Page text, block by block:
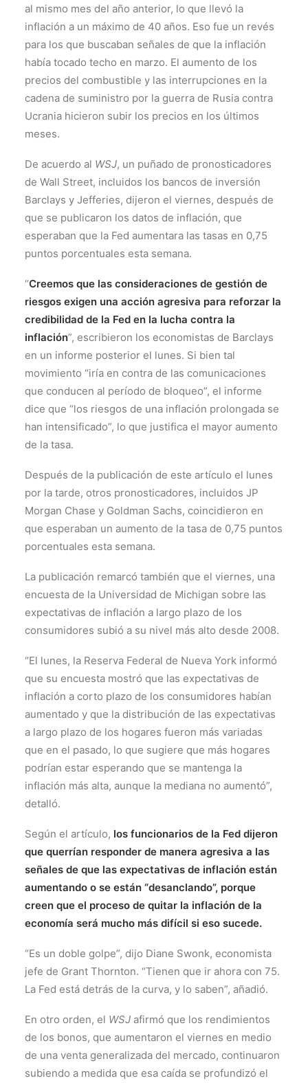
al mismo mes del año anterior, lo que llevó la
inflación a un máximo de 40 años. Eso fue un revés
para los que buscaban señales de que la inflación
había tocado techo en marzo. El aumento de los
precios del combustible y las interrupciones en la
cadena de suministro por la guerra de Rusia contra
Ucrania hicieron subir los precios en los últimos
meses.
De acuerdo al WSJ, un puñado de pronosticadores
de Wall Street, incluidos los bancos de inversión
Barclays y Jefferies, dijeron el viernes, después de
que se publicaron los datos de inflación, que
esperaban que la Fed aumentara las tasas en 0,75
puntos porcentuales esta semana.
“Creemos que las consideraciones de gestión de
riesgos exigen una acción agresiva para reforzar la
credibilidad de la Fed en la lucha contra la
inflación”, escribieron los economistas de Barclays
en un informe posterior el lunes. Si bien tal
movimiento “iría en contra de las comunicaciones
que conducen al período de bloqueo”, el informe
dice que “los riesgos de una inflación prolongada se
han intensificado”, lo que justifica el mayor aumento
de la tasa.
Después de la publicación de este artículo el lunes
por la tarde, otros pronosticadores, incluidos JP
Morgan Chase y Goldman Sachs, coincidieron en
que esperaban un aumento de la tasa de 0,75 puntos
porcentuales esta semana.
La publicación remarcó también que el viernes, una
encuesta de la Universidad de Michigan sobre las
expectativas de inflación a largo plazo de los
consumidores subió a su nivel más alto desde 2008.
“El lunes, la Reserva Federal de Nueva York informó
que su encuesta mostró que las expectativas de
inflación a corto plazo de los consumidores habían
aumentado y que la distribución de las expectativas
a largo plazo de los hogares fueron más variadas
que en el pasado, lo que sugiere que más hogares
podrían estar esperando que se mantenga la
inflación más alta, aunque la mediana no aumentó”,
detalló.
Según el artículo, los funcionarios de la Fed dijeron
que querrían responder de manera agresiva a las
señales de que las expectativas de inflación están
aumentando o se están “desanclando”, porque
creen que el proceso de quitar la inflación de la
economía será mucho más difícil si eso sucede.
“Es un doble golpe”, dijo Diane Swonk, economista
jefe de Grant Thornton. “Tienen que ir ahora con 75.
La Fed está detrás de la curva, y lo saben”, añadió.
En otro orden, el WSJ afirmó que los rendimientos
de los bonos, que aumentaron el viernes en medio
de una venta generalizada del mercado, continuaron
subiendo a medida que esa caída se profundizó el